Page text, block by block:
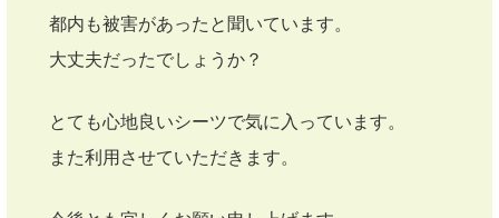
都内も被害があったと聞いています。
大丈夫だったでしょうか？
とても心地良いシーツで気に入っています。
また利用させていただきます。